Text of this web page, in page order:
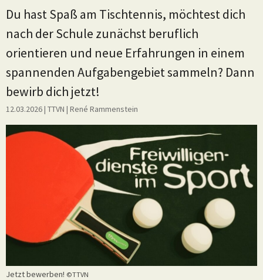
Du hast Spaß am Tischtennis, möchtest dich
nach der Schule zunächst beruflich
orientieren und neue Erfahrungen in einem
spannenden Aufgabengebiet sammeln? Dann
bewirb dich jetzt!
12.03.2026| TTVN | René Rammenstein
Jetzt bewerben! ©TTVN